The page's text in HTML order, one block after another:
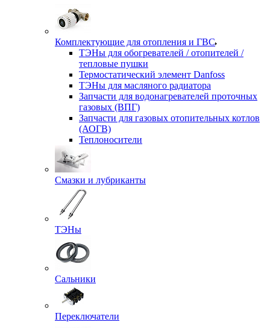
Комплектующие для отопления и ГВС
ТЭНы для обогревателей / отопителей /
тепловые пушки
Термостатический элемент Danfoss
ТЭНы для масляного радиатора
Запчасти для водонагревателей проточных
газовых (ВПГ)
Запчасти для газовых отопительных котлов
(АОГВ)
Теплоносители
Смазки и лубриканты
ТЭНы
Сальники
Переключатели